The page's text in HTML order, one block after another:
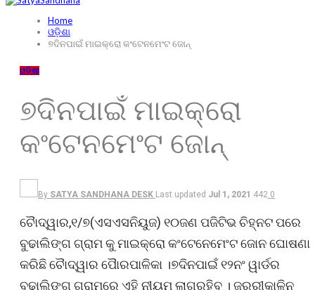
Home
ଓଡ଼ିଶା
୭ଦିନପାଇଁ ମାଇକ୍ରୋ କଂଟେନମେଂଟ ଜୋନ୍‌
ଓଡ଼ିଶା
୭ଦିନପାଇଁ ମାଇକ୍ରୋ
କଂଟେନମେଂଟ ଜୋନ୍‌
By SATYA SANDHANA DESK Last updated Jul 1, 2021 442 0
ଚୈାଦ୍ୱାର,୧/୭(ଏସଏସନିୟୁଜ) ୧୦ଜଣ ପଜିଟିଭ ଚିହ୍ନଟ ପରେ
ବୁଢାଲିଙ୍ଗ ଗ୍ରାମ କୁ ମାଇକ୍ରୋ କଂଟେନେମେଂଟ ଜୋନ ଘୋଷଣା
କରିଛି ଚୈାଦ୍ୱାର ପୈାରପାଳିକା ।୭ଦିନପାଇଁ ୧୨ନଂ ୱାର୍ଡର
ବୁଢାଲିଙ୍ଗ ଗ୍ରାମରେ ଏହି ନୀୟମ ଲାଗୁରହିବ । ଜରୁରୀକାଳିନ